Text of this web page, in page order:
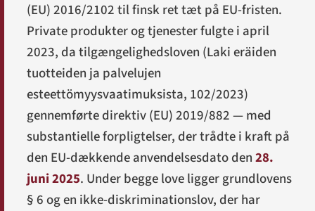
(EU) 2016/2102 til finsk ret tæt på EU-fristen.
Private produkter og tjenester fulgte i april
2023, da tilgængelighedsloven (Laki eräiden
tuotteiden ja palvelujen
esteettömyysvaatimuksista, 102/2023)
gennemførte direktiv (EU) 2019/882 — med
substantielle forpligtelser, der trådte i kraft på
den EU-dækkende anvendelsesdato den28.
juni 2025. Under begge love ligger grundlovens
§ 6 og en ikke-diskriminationslov, der har